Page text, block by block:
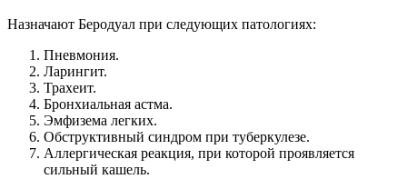
Назначают Беродуал при следующих патологиях:
Пневмония.
Ларингит.
Трахеит.
Бронхиальная астма.
Эмфизема легких.
Обструктивный синдром при туберкулезе.
Аллергическая реакция, при которой проявляется
сильный кашель.